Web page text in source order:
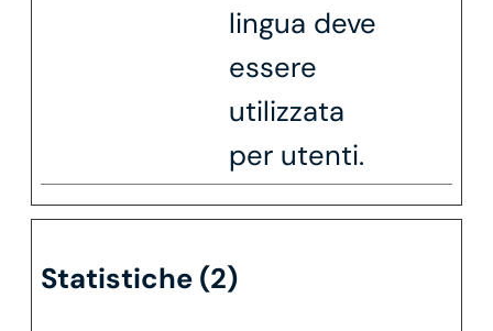
lingua deve
essere
utilizzata
per utenti.
Statistiche (2)